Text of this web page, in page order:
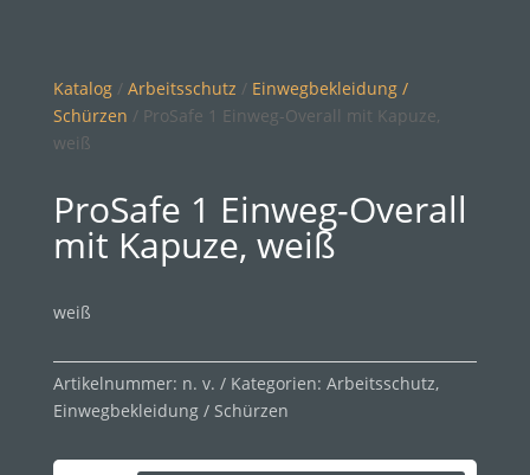
Katalog/ Arbeitsschutz / Einwegbekleidung /
Schürzen / ProSafe 1 Einweg-Overall mit Kapuze,
weiß
ProSafe 1 Einweg-Overall
mit Kapuze, weiß
weiß
Artikelnummer: n. v. Kategorien: Arbeitsschutz,
Einwegbekleidung / Schürzen